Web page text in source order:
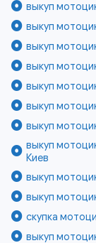
выкуп
выкуп
выкуп
выкуп
выкуп
выкуп
выкуп
выкуп
Киев
выкуп
выкуп
скупка
выкуп